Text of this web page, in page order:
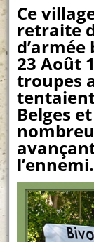
Ce
retraite
23 Août
troupes
Belges
l’ennemi.